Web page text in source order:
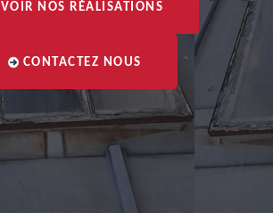
VOIR NOS RÉALISATIONS
CONTACTEZ NOUS